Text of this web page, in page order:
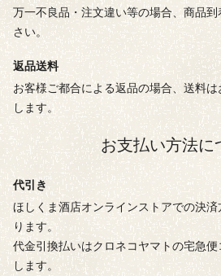
万一不良品・注文違い等の場合、商品
さい。
返品送料
お客様ご都合による返品の場合、送料
します。
お支払い方法に
代引き
ほしくま酒店オンラインストアでの決
ります。
代金引換払いはクロネコヤマトの宅急
します。